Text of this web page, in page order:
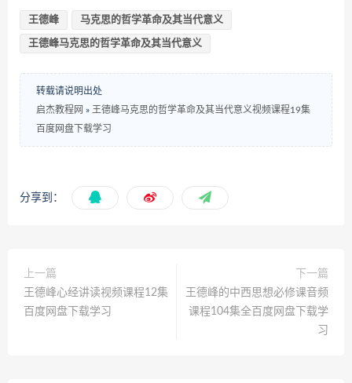
王德峰 马克思的哲学革命及其当代意义
王德峰马克思的哲学革命及其当代意义
转载请说明出处
启杰教程网 » 王德峰马克思的哲学革命及其当代意义视频课程19集
百度网盘下载学习
分享到：
上一篇
王德峰心经讲读视频课程12集
百度网盘下载学习
下一篇
王德峰的中西思想必修课音频
课程104集全百度网盘下载学
习